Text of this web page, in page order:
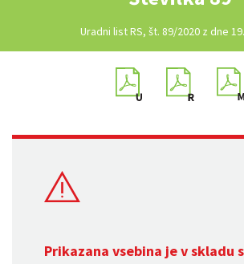
Uradni list RS, št. 89/2020 z dne
Prikazana vsebina je v skladu